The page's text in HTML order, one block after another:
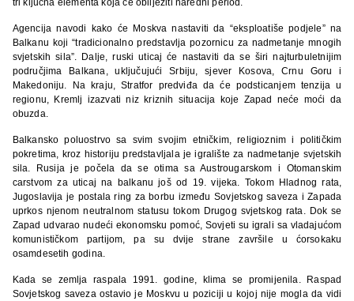
Agencija navodi kako će Moskva nastaviti da “eksploatiše podjele” na
Balkanu koji “tradicionalno predstavlja pozornicu za nadmetanje mnogih
svjetskih sila”. Dalje, ruski uticaj će nastaviti da se širi najturbuletnijim
područjima Balkana, uključujući Srbiju, sjever Kosova, Crnu Goru i
Makedoniju. Na kraju, Stratfor predviđa da će podsticanjem tenzija u
regionu, Kremlj izazvati niz kriznih situacija koje Zapad neće moći da
obuzda.
Balkansko poluostrvo sa svim svojim etničkim, religioznim i političkim
pokretima, kroz historiju predstavljala je igralište za nadmetanje svjetskih
sila. Rusija je počela da se otima sa Austrougarskom i Otomanskim
carstvom za uticaj na balkanu još od 19. vijeka. Tokom Hladnog rata,
Jugoslavija je postala ring za borbu između Sovjetskog saveza i Zapada
uprkos njenom neutralnom statusu tokom Drugog svjetskog rata. Dok se
Zapad udvarao nudeći ekonomsku pomoć, Sovjeti su igrali sa vladajućom
komunističkom partijom, pa su dvije strane završile u ćorsokaku
osamdesetih godina.
Kada se zemlja raspala 1991. godine, klima se promijenila. Raspad
Sovjetskog saveza ostavio je Moskvu u poziciji u kojoj nije mogla da vidi